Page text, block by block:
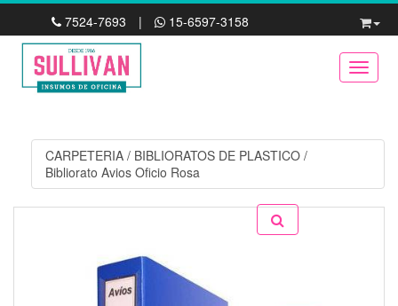
7524-7693 | 15-6597-3158
CARPETERIA / BIBLIORATOS DE PLASTICO /
Bibliorato Avios Oficio Rosa